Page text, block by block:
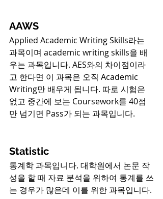
AAWS
Applied Academic Writing Skills라는
과목이며 academic writing skills을 배
우는 과목입니다. AES와의 차이점이라
고 한다면 이 과목은 오직 Academic
Writing만 배우게 됩니다. 따로 시험은
없고 중간에 보는 Coursework를 40점
만 넘기면 Pass가 되는 과목입니다.
Statistic
통계학 과목입니다. 대학원에서 논문 작
성을 할 때 자료 분석을 위하여 통계를 쓰
는 경우가 많은데 이를 위한 과목입니다.